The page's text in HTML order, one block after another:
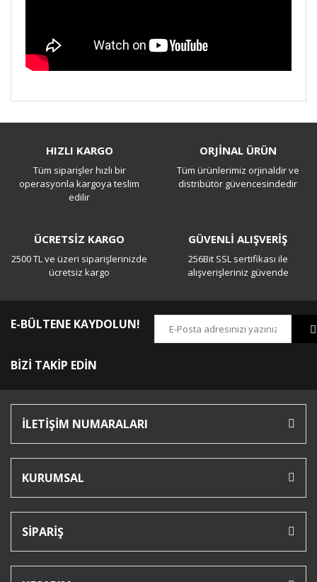
Yorum Yaz
HIZLI KARGO
Tüm siparişler hızlı bir
operasyonla kargoya teslim
edilir
ORJİNAL ÜRÜN
Tüm ürünlerimiz orjinaldir ve
distribütör güvencesindedir
ÜCRETSİZ KARGO
2500 TL ve üzeri siparişlerinizde
ücretsiz kargo
GÜVENLİ ALIŞVERİŞ
256Bit SSL sertifikası ile
alışverişleriniz güvende
E-BÜLTENE KAYDOLUN!
BİZİ TAKİP EDİN
İLETİŞİM NUMARALARI
KURUMSAL
SİPARİŞ